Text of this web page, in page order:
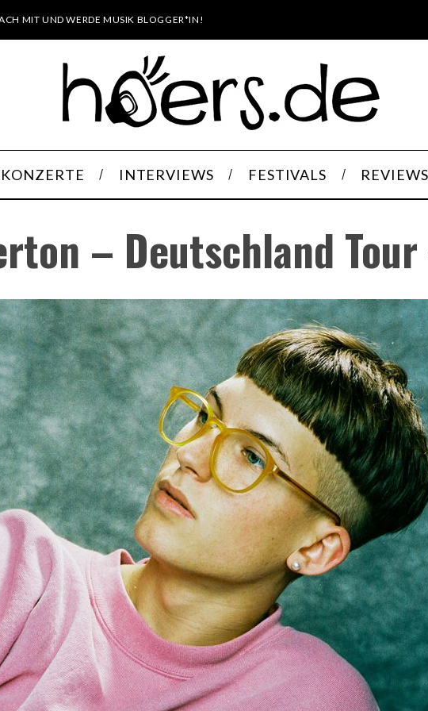
MIT UND WERDE MUSIK BLOGGER*IN!
KONZERTE INTERVIEWS FESTIVALS REVIEWS
– Deutschland